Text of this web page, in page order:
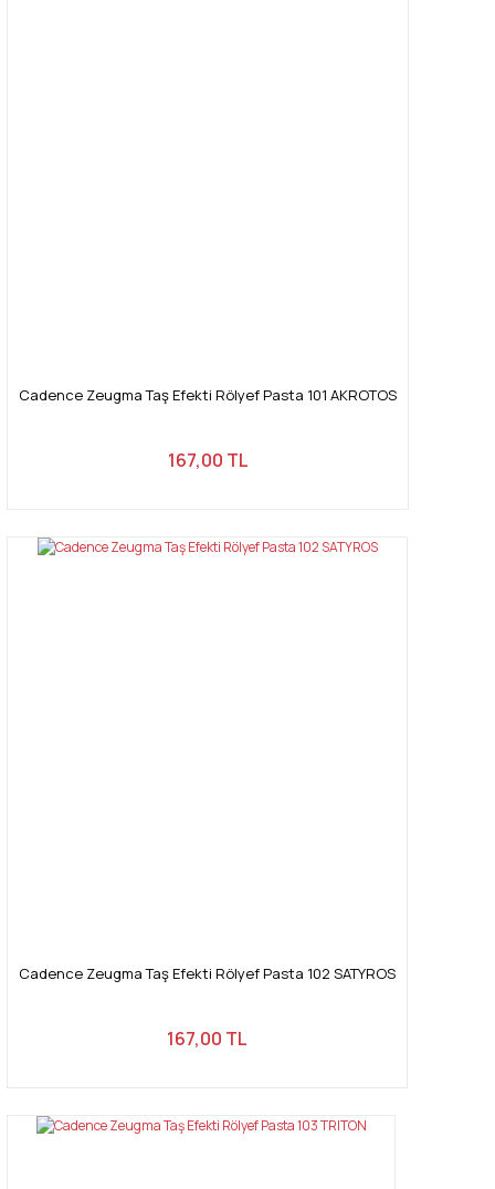
Cadence Zeugma Taş Efekti Rölyef Pasta 101 AKROTOS
167,00 TL
Cadence Zeugma Taş Efekti Rölyef Pasta 102 SATYROS
167,00 TL